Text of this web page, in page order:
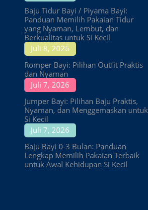
Baju Tidur Bayi / Piyama Bayi:
Panduan Memilih Pakaian Tidur
yang Nyaman, Lembut, dan
Berkualitas untuk Si Kecil
Juli 8, 2026
Romper Bayi: Pilihan Outfit Praktis
dan Nyaman
Juli 7, 2026
Jumper Bayi: Pilihan Baju Praktis,
Nyaman, dan Menggemaskan untuk
Si Kecil
Juli 7, 2026
Baju Bayi 0-3 Bulan: Panduan
Lengkap Memilih Pakaian Terbaik
untuk Awal Kehidupan Si Kecil